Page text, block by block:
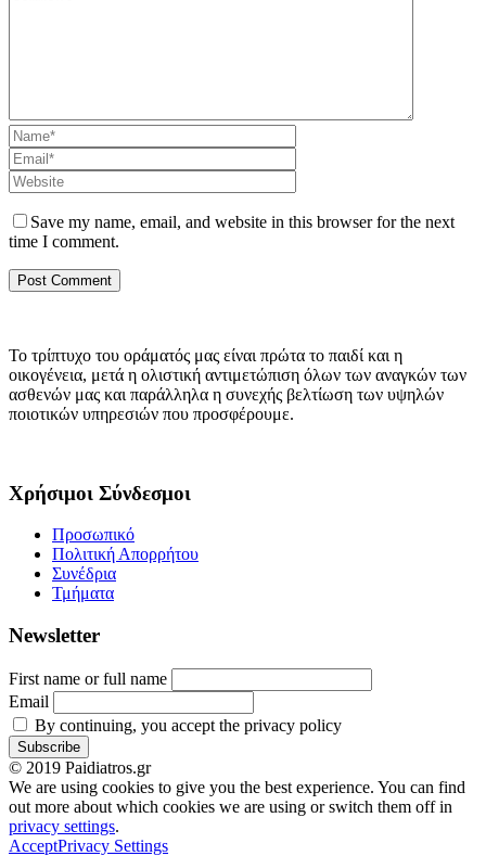
Save my name, email, and website in this browser for the next
time I comment.
Το τρίπτυχο του οράματός μας είναι πρώτα το παιδί και η
οικογένεια, μετά η ολιστική αντιμετώπιση όλων των αναγκών των
ασθενών μας και παράλληλα η συνεχής βελτίωση των υψηλών
ποιοτικών υπηρεσιών που προσφέρουμε.
Χρήσιμοι Σύνδεσμοι
Προσωπικό
Πολιτική Απορρήτου
Συνέδρια
Τμήματα
Newsletter
First name or full name
Email
By continuing, you accept the privacy policy
© 2019 Paidiatros.gr
We are using cookies to give you the best experience. You can find
out more about which cookies we are using or switch them off in
privacy settings.
AcceptPrivacy Settings